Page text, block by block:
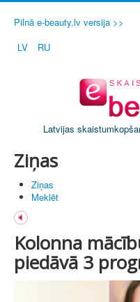
Pilnā e-beauty.lv versija >>
LV
RU
Latvijas
Ziņas
Ziņas
Meklēt
Kolonna
piedāvā 3